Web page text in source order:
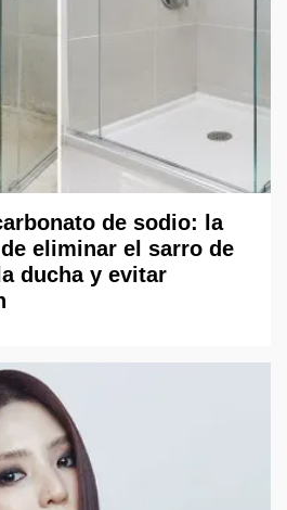
de sodio: la
eliminar el sarro de
ducha y evitar